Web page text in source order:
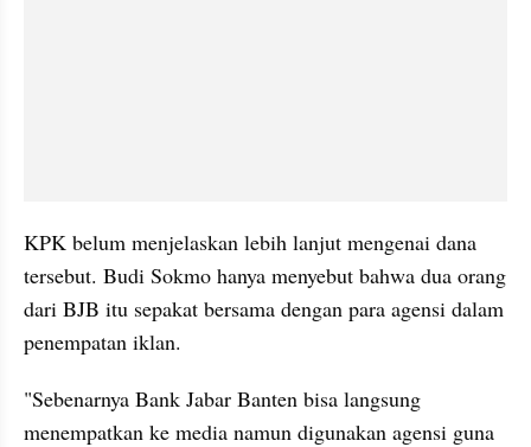
KPK belum menjelaskan lebih lanjut mengenai dana
tersebut. Budi Sokmo hanya menyebut bahwa dua orang
dari BJB itu sepakat bersama dengan para agensi dalam
penempatan iklan.
"Sebenarnya Bank Jabar Banten bisa langsung
menempatkan ke media namun digunakan agensi guna